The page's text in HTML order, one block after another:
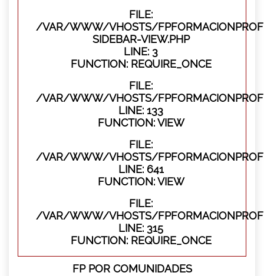
FILE:
/VAR/WWW/VHOSTS/
SIDEBAR-VIEW.PHP
LINE: 3
FUNCTION: REQUIRE_ONCE
FILE:
/VAR/WWW/VHOSTS/
LINE: 133
FUNCTION: VIEW
FILE:
/VAR/WWW/VHOSTS/
LINE: 641
FUNCTION: VIEW
FILE:
/VAR/WWW/VHOSTS/
LINE: 315
FUNCTION: REQUIRE_ONCE
FP POR COMUNIDADES